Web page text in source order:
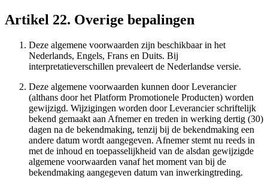
Artikel 22. Overige bepalingen
Deze algemene voorwaarden zijn beschikbaar in het
Nederlands, Engels, Frans en Duits. Bij
interpretatieverschillen prevaleert de Nederlandse versie.
Deze algemene voorwaarden kunnen door Leverancier
(althans door het Platform Promotionele Producten) worden
gewijzigd. Wijzigingen worden door Leverancier schriftelijk
bekend gemaakt aan Afnemer en treden in werking dertig (30)
dagen na de bekendmaking, tenzij bij de bekendmaking een
andere datum wordt aangegeven. Afnemer stemt nu reeds in
met de inhoud en toepasselijkheid van de alsdan gewijzigde
algemene voorwaarden vanaf het moment van bij de
bekendmaking aangegeven datum van inwerkingtreding.